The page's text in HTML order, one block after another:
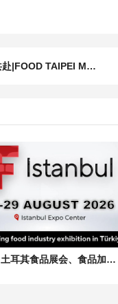
TAIPEI MEGA SHOWS
2026 土耳其食品展会、食品加工包装机械展览会 F-istanbul